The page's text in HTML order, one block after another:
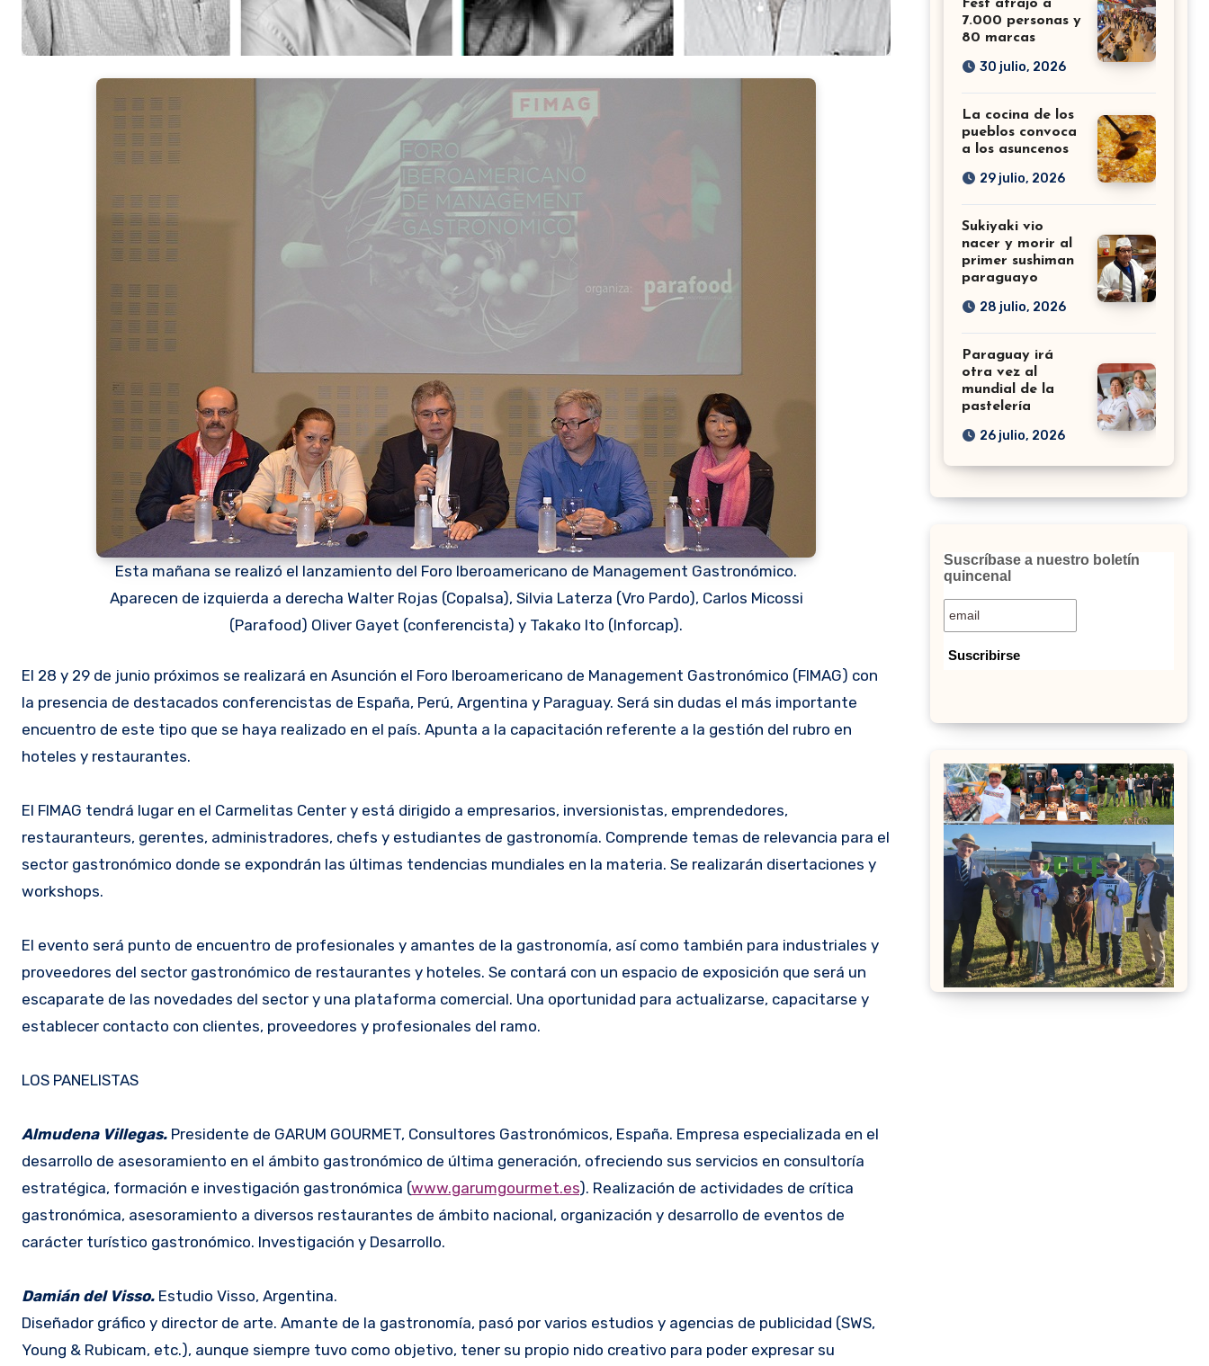
Esta mañana se realizó el lanzamiento del Foro Iberoamericano de Management Gastronómico.
Aparecen de izquierda a derecha Walter Rojas (Copalsa), Silvia Laterza (Vro Pardo), Carlos Micossi
(Parafood) Oliver Gayet (conferencista) y Takako Ito (Inforcap).
El 28 y 29 de junio próximos se realizará en Asunción el Foro Iberoamericano de Management Gastronómico (FIMAG) con
la presencia de destacados conferencistas de España, Perú, Argentina y Paraguay. Será sin dudas el más importante
encuentro de este tipo que se haya realizado en el país. Apunta a la capacitación referente a la gestión del rubro en
hoteles y restaurantes.
El FIMAG tendrá lugar en el Carmelitas Center y está dirigido a empresarios, inversionistas, emprendedores,
restauranteurs, gerentes, administradores, chefs y estudiantes de gastronomía. Comprende temas de relevancia para el
sector gastronómico donde se expondrán las últimas tendencias mundiales en la materia. Se realizarán disertaciones y
workshops.
El evento será punto de encuentro de profesionales y amantes de la gastronomía, así como también para industriales y
proveedores del sector gastronómico de restaurantes y hoteles. Se contará con un espacio de exposición que será un
escaparate de las novedades del sector y una plataforma comercial. Una oportunidad para actualizarse, capacitarse y
establecer contacto con clientes, proveedores y profesionales del ramo.
LOS PANELISTAS
Almudena Villegas. Presidente de GARUM GOURMET, Consultores Gastronómicos, España. Empresa especializada en el
desarrollo de asesoramiento en el ámbito gastronómico de última generación, ofreciendo sus servicios en consultoría
estratégica, formación e investigación gastronómica (www.garumgourmet.es). Realización de actividades de crítica
gastronómica, asesoramiento a diversos restaurantes de ámbito nacional, organización y desarrollo de eventos de
carácter turístico gastronómico. Investigación y Desarrollo.
Damián del Visso. Estudio Visso, Argentina.
Diseñador gráfico y director de arte. Amante de la gastronomía, pasó por varios estudios y agencias de publicidad (SWS,
Young & Rubicam, etc.), aunque siempre tuvo como objetivo, tener su propio nido creativo para poder expresar su
Fest atrajo a
7.000 personas y
80 marcas
30 julio, 2026
La cocina de los
pueblos convoca
a los asuncenos
29 julio, 2026
Sukiyaki vio
nacer y morir al
primer sushiman
paraguayo
28 julio, 2026
Paraguay irá
otra vez al
mundial de la
pastelería
26 julio, 2026
Suscríbase a nuestro boletín
quincenal